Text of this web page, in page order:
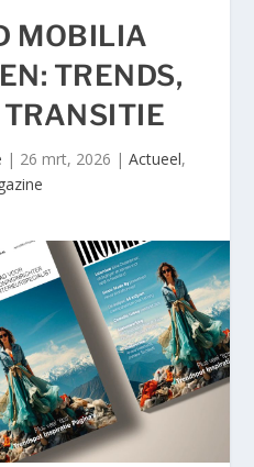
MOBILIA
TRENDS,
| 26 mrt, 2026 | Actueel,